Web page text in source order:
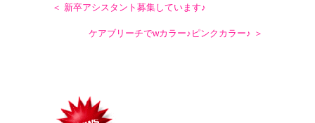
＜ 新卒アシスタント募集しています♪
ケアブリーチでwカラー♪ピンクカラー♪ ＞